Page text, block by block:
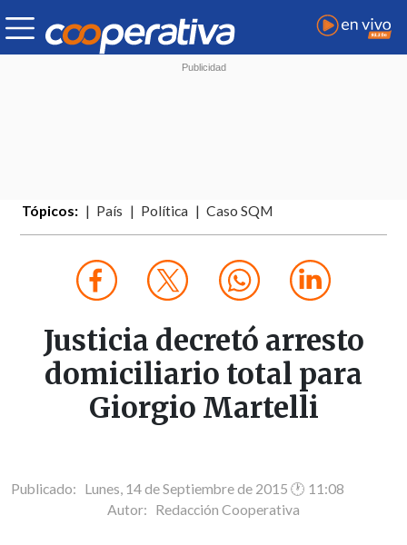
Tópicos: País Política Caso SQM
Justicia decretó arresto
domiciliario total para
Giorgio Martelli
Publicado: Lunes, 14 de Septiembre de 2015 🕐 11:08
Autor: Redacción Cooperativa